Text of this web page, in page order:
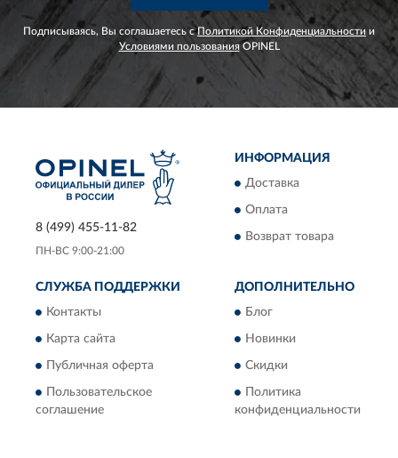
Подписываясь, Вы соглашаетесь сПолитикой Конфиденциальности и
Условиями пользованияOPINEL
8 (499) 455-11-82
ПН-ВС 9:00-21:00
ИНФОРМАЦИЯ
Доставка
Оплата
Возврат товара
СЛУЖБА ПОДДЕРЖКИ
Контакты
Карта сайта
Публичная оферта
Пользовательское
соглашение
ДОПОЛНИТЕЛЬНО
Блог
Новинки
Скидки
Политика
конфиденциальности